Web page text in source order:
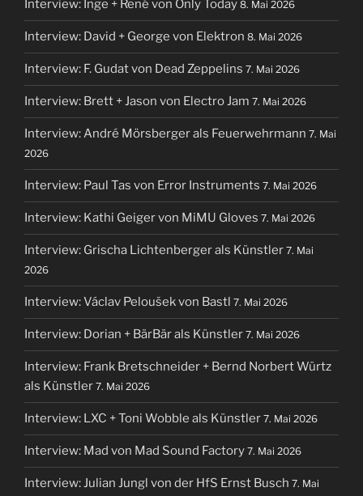
Interview: Inge + René von Only Today 8. Mai 2026
Interview: David + George von Elektron 8. Mai 2026
Interview: F. Gudat von Dead Zeppelins 7. Mai 2026
Interview: Brett + Jason von Electro Jam 7. Mai 2026
Interview: André Mörsberger als Feuerwehrmann 7. Mai
2026
Interview: Paul Tas von Error Instruments 7. Mai 2026
Interview: Kathi Geiger von MiMU Gloves 7. Mai 2026
Interview: Grischa Lichtenberger als Künstler 7. Mai
2026
Interview: Václav Peloušek von Bastl 7. Mai 2026
Interview: Dorian + BärBär als Künstler 7. Mai 2026
Interview: Frank Bretschneider + Bernd Norbert Würtz
als Künstler 7. Mai 2026
Interview: LXC + Toni Wobble als Künstler 7. Mai 2026
Interview: Mad von Mad Sound Factory 7. Mai 2026
Interview: Julian Jungl von der HfS Ernst Busch 7. Mai